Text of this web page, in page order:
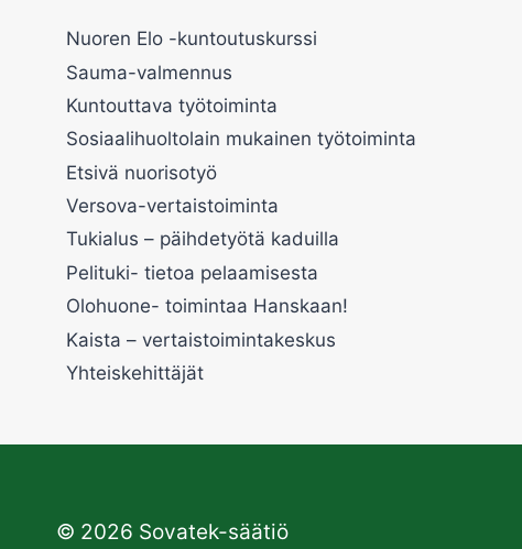
Nuoren Elo -kuntoutuskurssi
Sauma-valmennus
Kuntouttava työtoiminta
Sosiaalihuoltolain mukainen työtoiminta
Etsivä nuorisotyö
Versova-vertaistoiminta
Tukialus – päihdetyötä kaduilla
Pelituki- tietoa pelaamisesta
Olohuone- toimintaa Hanskaan!
Kaista – vertaistoimintakeskus
Yhteiskehittäjät
© 2026 Sovatek-säätiö